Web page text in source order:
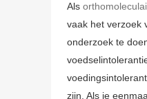
Als
vaak het verzoek
onderzoek te
zijn. Als je